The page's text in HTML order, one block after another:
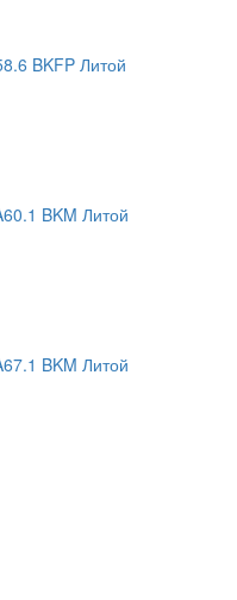
BKFP Литой
BKM Литой
BKM Литой